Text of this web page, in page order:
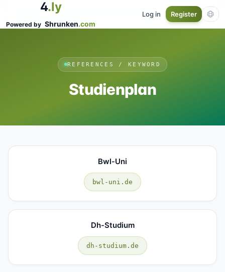
4.ly
Powered by Shrunken.com
Log in Register
REFERENCES / KEYWORD
Studienplan
Bwl-Uni
bwl-uni.de
Dh-Studium
dh-studium.de